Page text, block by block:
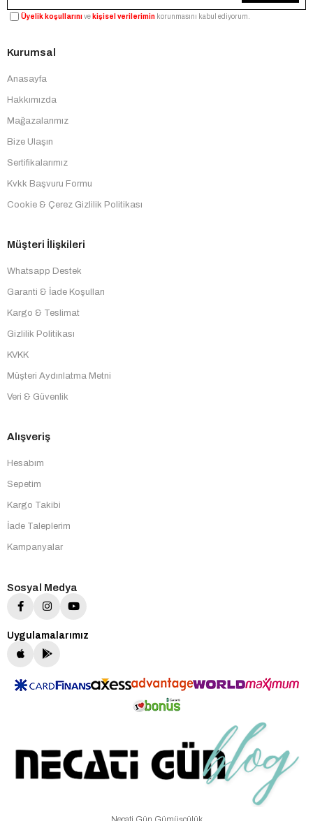
Üyelik koşullarınıve kişisel verilerimin korunmasını kabul ediyorum.
Kurumsal
Anasayfa
Hakkımızda
Mağazalarımız
Bize Ulaşın
Sertifikalarımız
Kvkk Başvuru Formu
Cookie & Çerez Gizlilik Politikası
Müşteri İlişkileri
Whatsapp Destek
Garanti & İade Koşulları
Kargo & Teslimat
Gizlilik Politikası
KVKK
Müşteri Aydınlatma Metni
Veri & Güvenlik
Alışveriş
Hesabım
Sepetim
Kargo Takibi
İade Taleplerim
Kampanyalar
Sosyal Medya
Uygulamalarımız